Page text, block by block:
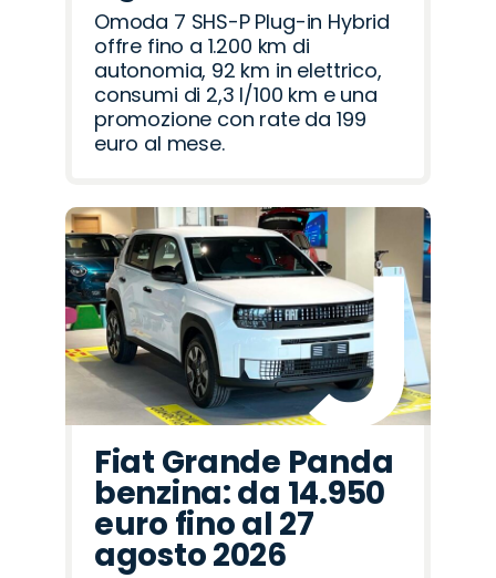
Omoda 7 SHS-P Plug-in Hybrid
offre fino a 1.200 km di
autonomia, 92 km in elettrico,
consumi di 2,3 l/100 km e una
promozione con rate da 199
euro al mese.
Fiat Grande Panda
benzina: da 14.950
euro fino al 27
agosto 2026